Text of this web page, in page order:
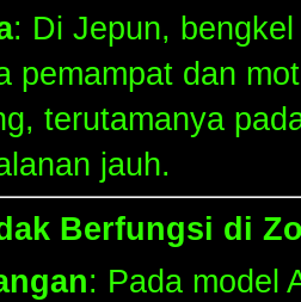
: Di Jepun,
pemampat dan
terutamanya
jauh.
Berfungsi di
: Pada model